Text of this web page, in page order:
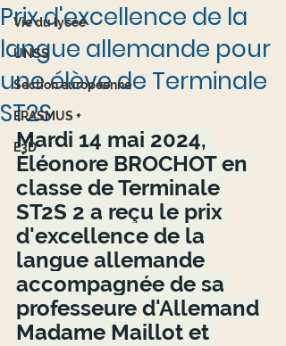
Vie du lycée
UNSS
Section européenne
ERASMUS +
E3D
Prix d'excellence de la
langue allemande pour
une élève de Terminale
ST2S
Mardi 14 mai 2024,
Éléonore BROCHOT en
classe de Terminale
ST2S 2 a reçu le prix
d'excellence de la
langue allemande
accompagnée de sa
professeure d'Allemand
Madame Maillot et